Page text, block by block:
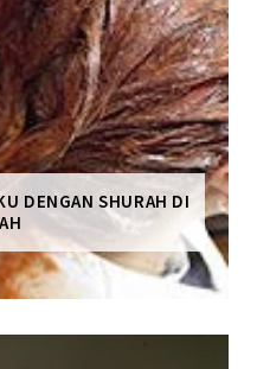
DENGAN SHURAH DI